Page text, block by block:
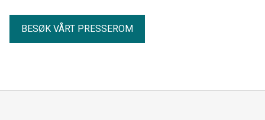
BESØK VÅRT PRESSEROM